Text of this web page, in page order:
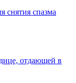
снятия спазма
отдающей в